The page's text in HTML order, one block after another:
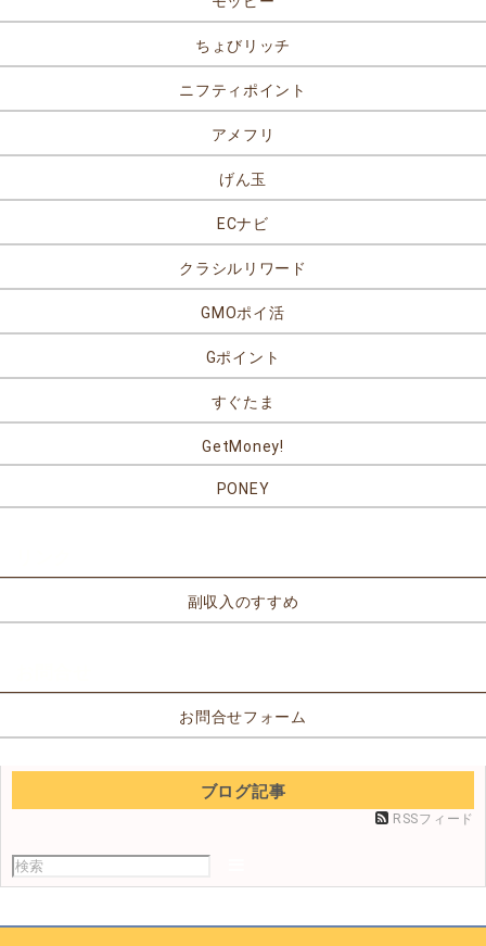
ちょびリッチ
ニフティポイント
アメフリ
げん玉
ECナビ
クラシルリワード
GMOポイ活
Gポイント
すぐたま
GetMoney!
PONEY
副収入のすすめ
お問合せフォーム
ブログ記事
RSSフィード